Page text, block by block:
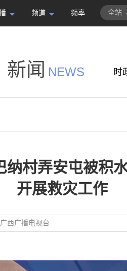
频道 频率 全站
新闻 NEWS 时
纳村弄安屯被积
开展救灾工作
广西广播电视台